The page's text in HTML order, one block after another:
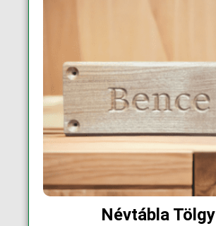
Névtábla Tölgy